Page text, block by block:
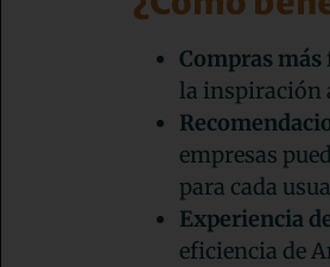
Compras más
la inspiración
empresas
para cada
Experiencia
eficiencia de